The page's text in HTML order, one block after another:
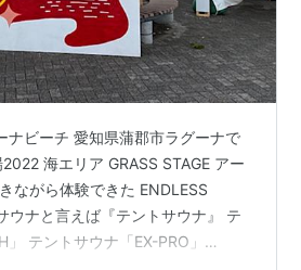
ナビーチ 愛知県蒲郡市ラグーナで
海エリア GRASS STAGE アー
ながら体験できた ENDLESS
ウナと言えば『テントサウナ』 テ
テントサウナ「EX-PRO」